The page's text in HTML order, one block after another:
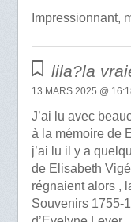
Impressionnant,
lila?la
13 MARS 2025 @
J’ai lu avec
à la mémoire de
j’ai lu il y a
de Elisabeth
régnaient alors ,
Souvenirs 1755-